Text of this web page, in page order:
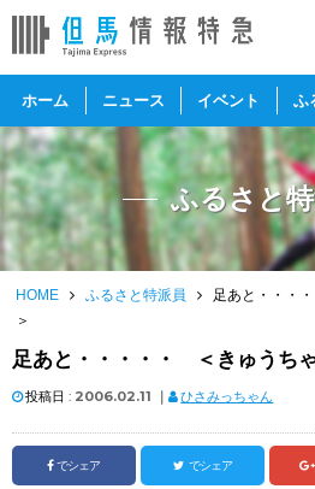
ホーム ニュース イベント ふ
ふるさと
HOME ふるさと特派員
足あと・・・
＞
足あと・・・・・ ＜きゅうち
投稿日 : 2006.02.11 ｜ ひさみっちゃん
でシェア でシェア